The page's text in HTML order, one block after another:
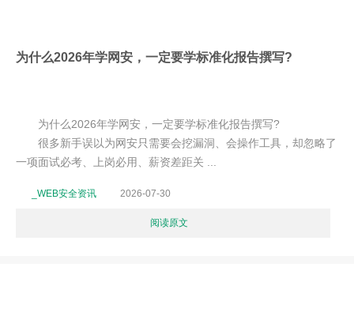
为什么2026年学网安，一定要学标准化报告撰写?
为什么2026年学网安，一定要学标准化报告撰写?
很多新手误以为网安只需要会挖漏洞、会操作工具，却忽略了
一项面试必考、上岗必用、薪资差距关 ...
_WEB安全资讯 2026-07-30
阅读原文